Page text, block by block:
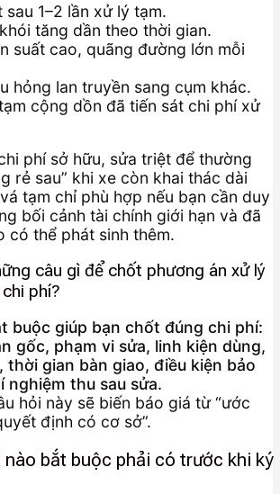
sau 1–2 lần xử lý tạm.
tăng dần theo thời gian.
suất cao, quãng đường lớn mỗi
hỏng lan truyền sang cụm khác.
cộng dồn đã tiến sát chi phí xử
phí sở hữu, sửa triệt để thường
rẻ sau” khi xe còn khai thác dài
tạm chỉ phù hợp nếu bạn cần duy
bối cảnh tài chính giới hạn và đã
có thể phát sinh thêm.
câu gì để chốt phương án xử lý
phí?
buộc giúp bạn chốt đúng chi phí:
gốc, phạm vi sửa, linh kiện dùng,
thời gian bàn giao, điều kiện bảo
nghiệm thu sau sửa.
hỏi này sẽ biến báo giá từ “ước
định có cơ sở”.
nào bắt buộc phải có trước khi ký